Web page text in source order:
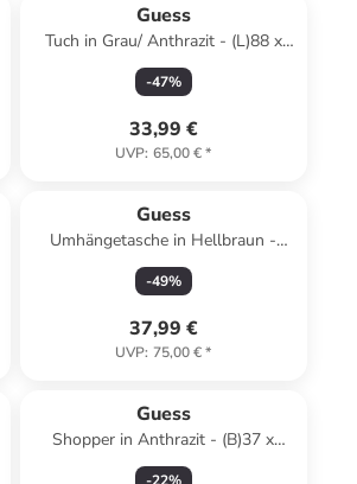
Guess
Tuch in Grau/ Anthrazit - (L)88 x
(B)88 cm
-47%
33,99 €
UVP: 65,00 €*
Guess
Umhängetasche in Hellbraun -
(B)19 x (H)23 x (T)2 cm
-49%
37,99 €
UVP: 75,00 €*
Guess
Shopper in Anthrazit - (B)37 x
(H)26 x (T)10 cm